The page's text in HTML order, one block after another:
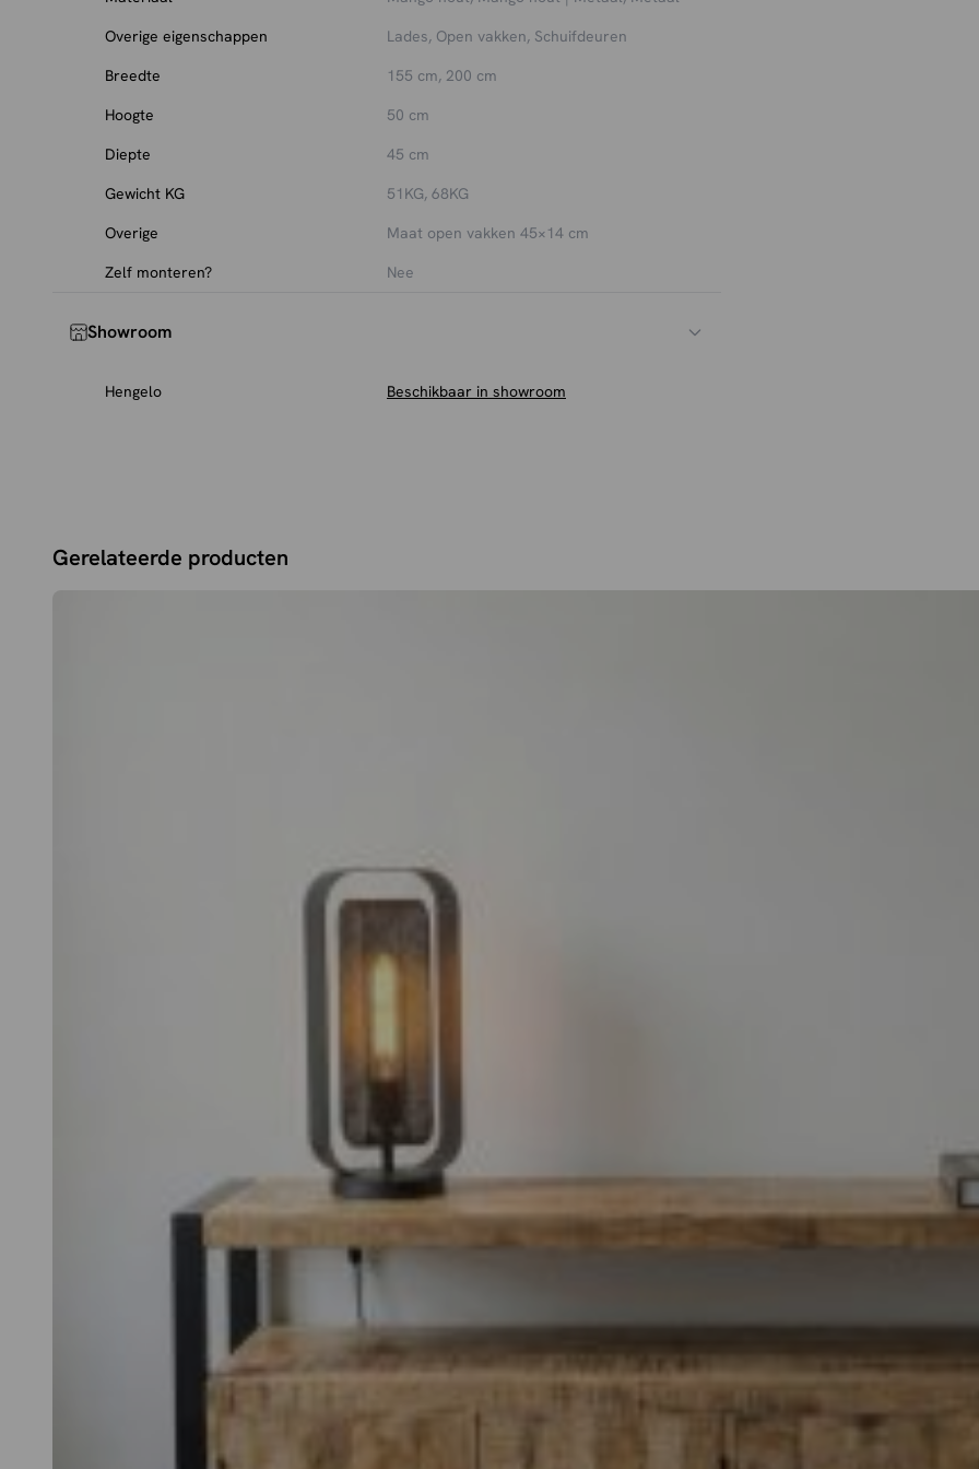
De metalen delen kun je eenvoudig afnemen met een droge doek.
TV-meubels bij HUUS
Bij HUUS vind je een
ruim assortiment TV-meubelsin diverse stijlen, maten en
Overige eigenschappen
Lades, Open vakken, Schuifdeuren
Breedte
155 cm, 200 cm
Hoogte
50 cm
Diepte
45 cm
Gewicht KG
51KG, 68KG
Overige
Maat open vakken 45×14 cm
Zelf monteren?
Nee
Showroom
Hengelo Beschikbaar in showroom
Gerelateerde producten